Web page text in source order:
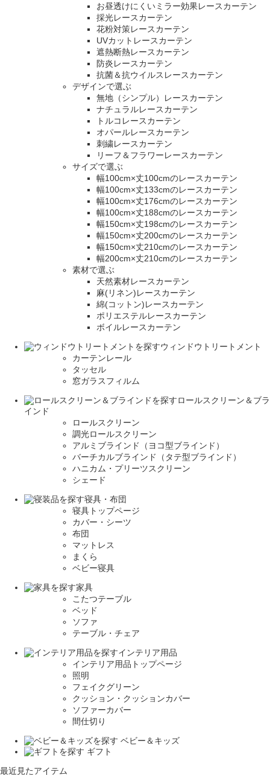
お昼透けにくいミラー効果レースカーテン
採光レースカーテン
花粉対策レースカーテン
UVカットレースカーテン
遮熱断熱レースカーテン
防炎レースカーテン
抗菌＆抗ウイルスレースカーテン
デザインで選ぶ
無地（シンプル）レースカーテン
ナチュラルレースカーテン
トルコレースカーテン
オパールレースカーテン
刺繍レースカーテン
リーフ＆フラワーレースカーテン
サイズで選ぶ
幅100cm×丈100cmのレースカーテン
幅100cm×丈133cmのレースカーテン
幅100cm×丈176cmのレースカーテン
幅100cm×丈188cmのレースカーテン
幅150cm×丈198cmのレースカーテン
幅150cm×丈200cmのレースカーテン
幅150cm×丈210cmのレースカーテン
幅200cm×丈210cmのレースカーテン
素材で選ぶ
天然素材レースカーテン
麻(リネン)レースカーテン
綿(コットン)レースカーテン
ポリエステルレースカーテン
ボイルレースカーテン
ウィンドウトリートメント
カーテンレール
タッセル
窓ガラスフィルム
ロールスクリーン＆ブラ
インド
ロールスクリーン
調光ロールスクリーン
アルミブラインド（ヨコ型ブラインド）
バーチカルブラインド（タテ型ブラインド）
ハニカム・プリーツスクリーン
シェード
寝具・布団
寝具トップページ
カバー・シーツ
布団
マットレス
まくら
ベビー寝具
家具
こたつテーブル
ベッド
ソファ
テーブル・チェア
インテリア用品
インテリア用品トップページ
照明
フェイクグリーン
クッション・クッションカバー
ソファーカバー
間仕切り
ベビー＆キッズ
ギフト
最近見たアイテム